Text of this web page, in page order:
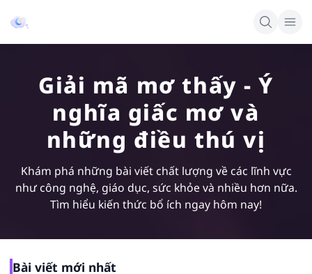
Giải mã mơ thấy - Ý
nghĩa giấc mơ và
những điều thú vị
Khám phá những bài viết chất lượng về các lĩnh vực
như công nghệ, giáo dục, sức khỏe và nhiều hơn nữa.
Tìm hiểu kiến thức bổ ích ngay hôm nay!
Bài viết mới nhất